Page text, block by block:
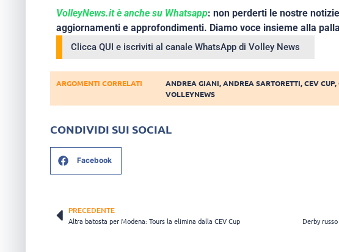
VolleyNews.it è anche su Whatsapp: non perderti le nostre
aggiornamenti e approfondimenti. Diamo voce insieme alla
Clicca QUI e iscriviti al canale WhatsApp di Volley News
ARGOMENTI CORRELATI ANDREA GIANI,ANDREA SARTORETTI,CEV CUP,
VOLLEYNEWS
CONDIVIDI SUI SOCIAL
Facebook
PRECEDENTE
Altra batosta per Modena: Tours la elimina dalla CEV Cup Derby